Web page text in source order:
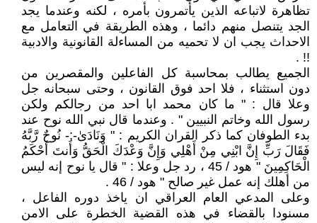
تظاهرة لاتباعه الذين يأتمرون بأمره ، لكنه وعندما يجد
الجد يتنصل منهم دائما ، وهذه الطريقة في التعامل مع
الاحداث يجب ان لا تحميه من المساءلة القانونية والادبية
!! .
الجميع يطالب بمحاسبة كل الفاعلين والمقصرين من
دون استثناء ، فلا احد فوق القانون ، وحتى سبحانه جل
وعلا قال : " ما كان محمد ابا احد من رجالكم ولكن
رسول الله وخاتم النبيين " . وعندما قال نبي الله نوح عند
بدء الطوفان كما ذكر القران الكريم : " وَنَادَىٰ-;- نُوحٌ رَّبَّهُ
فَقَالَ رَبِّ إِنَّ ابْنِي مِنْ أَهْلِي وَإِنَّ وَعْدَكَ الْحَقُّ وَأَنتَ أَحْكَمُ
الْحَاكِمِينَ " هود / 45 ، رد جل وعلا : " قال يا نوح إنه ليس
من أهلك إنه عمل غير صالح " هود / 46 .
وعلى المدعي العام العراقي ان ياخذ دوره الفاعل ،
مسنودا بالقضاء في هذه القضية الخطرة على الامن